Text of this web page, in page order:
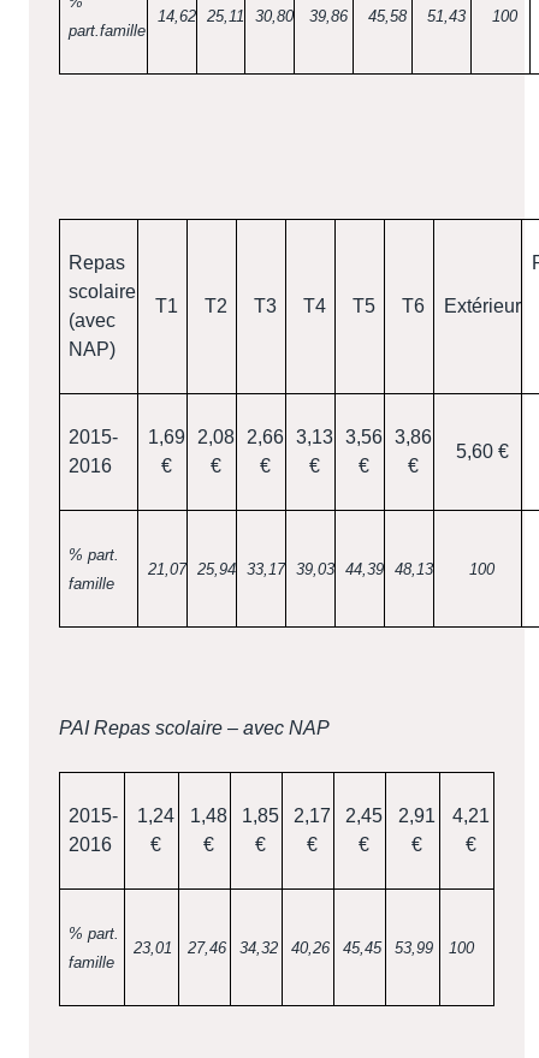
part.famille
14,62 25,11 30,80 39,86 45,58 51,43 100
Repas
scolaire
(avec
NAP)
T1 T2 T3 T4 T5 T6 Extérieur
2015-
2016
1,69
€
2,08
€
2,66
€
3,13
€
3,56
€
3,86
€
5,60 €
% part.
famille
21,07 25,94 33,17 39,03 44,39 48,13 100
PAI Repas scolaire – avec NAP
2015-
2016
1,24
€
1,48
€
1,85
€
2,17
€
2,45
€
2,91
€
4,21
€
% part.
famille
23,01 27,46 34,32 40,26 45,45 53,99 100